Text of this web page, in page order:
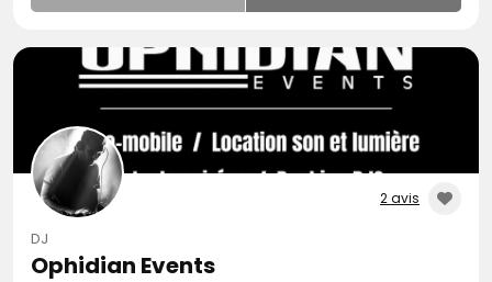
2 avis
DJ
Ophidian Events